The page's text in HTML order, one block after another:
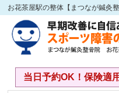
お花茶屋駅の整体【まつなが鍼灸
当日予約OK！保険適